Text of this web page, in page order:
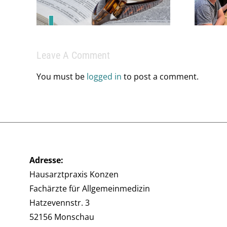
braucht ein starkes
Team.
Leave A Comment
You must be logged in to post a comment.
Adresse:
Hausarztpraxis Konzen
Fachärzte für Allgemeinmedizin
Hatzevennstr. 3
52156 Monschau